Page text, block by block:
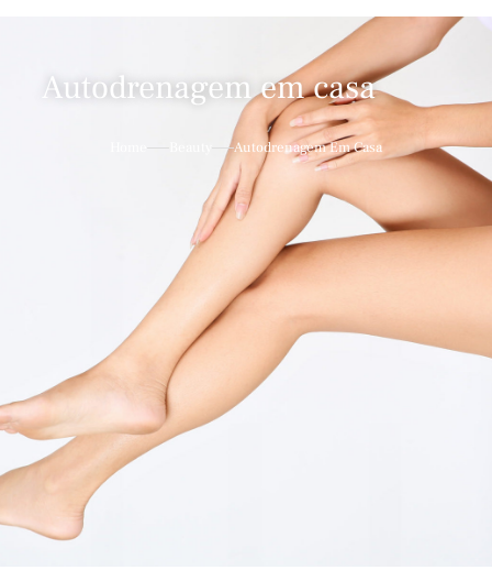
Autodrenagem em casa
Autodrenagem Em Casa